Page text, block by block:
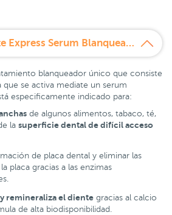
¿Qué es Iwhite Express Serum Blanqueador Dental 8 ml?
blanqueador único que consiste
que se activa mediate un serum
especificamente indicado para:
de algunos alimentos, tabaco, té,
la superficie dental de difícil acceso
de placa dental y eliminar las
placa gracias a las enzimas
remineraliza el diente gracias al calcio
de alta biodisponibilidad.